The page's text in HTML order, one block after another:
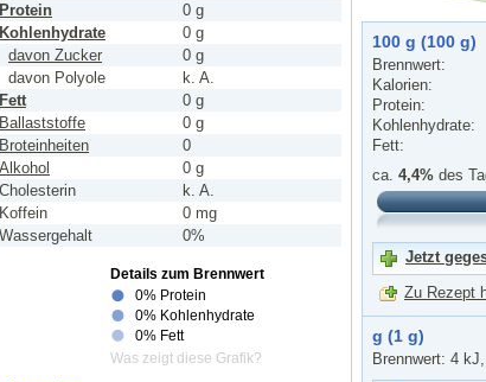
Protein
0 g
Kohlenhydrate
0 g
davon Zucker
0 g
davon Polyole
k. A.
Fett
0 g
Ballaststoffe
0 g
Broteinheiten
0
Alkohol
0 g
Cholesterin
k. A.
Koffein
0 mg
Wassergehalt
0%
0% Protein
0% Kohlenhydrate
0% Fett
Details zum Brennwert
Was zeigt diese Grafik?
100 g (100 g)
Brennwert:
Kalorien:
Protein:
Kohlenhydrate:
Fett:
ca. 4,4% des
Jetzt
Zu Rezept
g (1 g)
Brennwert: 4